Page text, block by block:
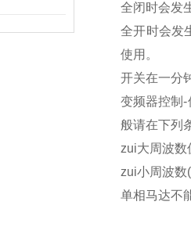
全闭时会发
全开时会发
使用。
开关在一分
变频器控制
般请在下列
zui大周波数
zui小周波数
单相马达不